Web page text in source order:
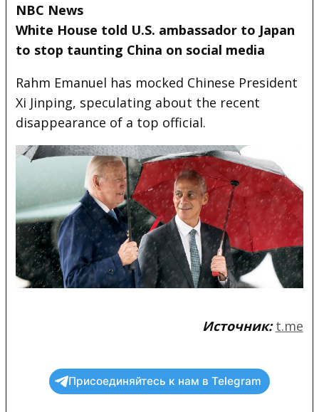
NBC News
White House told U.S. ambassador to Japan
to stop taunting China on social media
Rahm Emanuel has mocked Chinese President
Xi Jinping, speculating about the recent
disappearance of a top official.
Источник: t.me
Присоединяйтесь к нам в Telegram